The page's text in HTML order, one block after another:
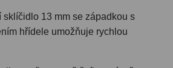
13 mm se západkou s
hřídele umožňuje rychlou